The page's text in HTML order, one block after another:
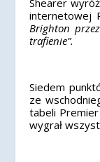
Shearer
internetowej
Brighton
trafienie”.
Siedem
ze
tabeli
wygrał